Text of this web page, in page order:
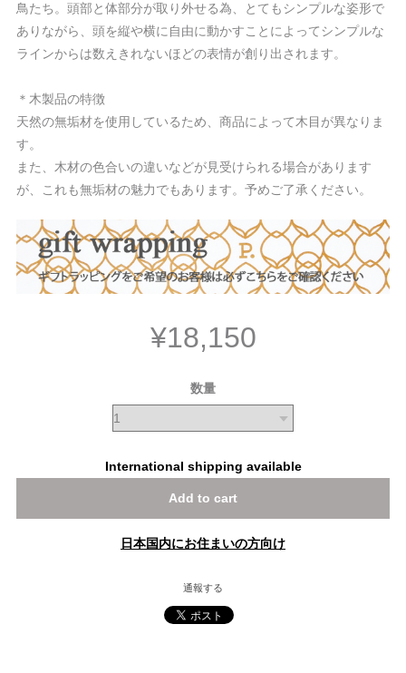
鳥たち。頭部と体部分が取り外せる為、とてもシンプルな姿形で
ありながら、頭を縦や横に自由に動かすことによってシンプルな
ラインからは数えきれないほどの表情が創り出されます。
＊木製品の特徴
天然の無垢材を使用しているため、商品によって木目が異なりま
す。
また、木材の色合いの違いなどが見受けられる場合があります
が、これも無垢材の魅力でもあります。予めご了承ください。
¥18,150
数量
International shipping available
Add to cart
日本国内にお住まいの方向け
通報する